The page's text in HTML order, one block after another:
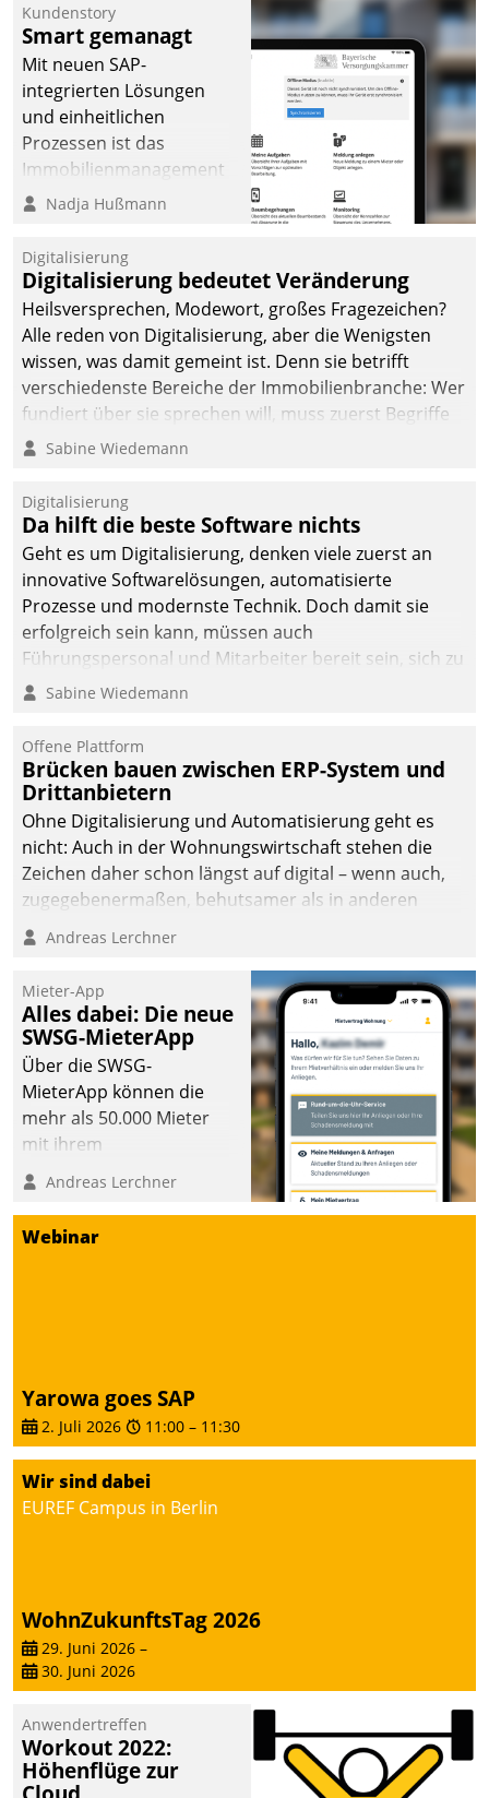
Quartier. Dazwischen
zeigte Datatrain, was es
Neues zu bieten hat.
Kundenstory
Smart gemanagt
Mit neuen SAP-
integrierten Lösungen
und einheitlichen
Prozessen ist das
Immobilienmanagement
der Bayerischen
Ressort Kapitalanlage für
künftige Aufgaben und
Herausforderungen
gerüstet.
Nadja Hußmann
Digitalisierung
Digitalisierung bedeutet Veränderung
Heilsversprechen, Modewort, großes Fragezeichen?
Alle reden von Digitalisierung, aber die Wenigsten
wissen, was damit gemeint ist. Denn sie betrifft
verschiedenste Bereiche der Immobilienbranche: Wer
fundiert über sie sprechen will, muss zuerst Begriffe
klären. Ein Aspekt ist die betriebliche Optimierung:
Einsparungen durch optimierte und automatisierte
Prozesse. Doch man darf nicht zu viel erwarten: Allein
mit der Einführung einer neuen Software ist es nicht
getan. Die Digitalisierung erfordert von Unternehmen
die Bereitschaft, sich zu überprüfen, zu hinterfragen
und zu verändern.
Sabine Wiedemann
Digitalisierung
Da hilft die beste Software nichts
Geht es um Digitalisierung, denken viele zuerst an
innovative Softwarelösungen, automatisierte
Prozesse und modernste Technik. Doch damit sie
erfolgreich sein kann, müssen auch
Führungspersonal und Mitarbeiter bereit sein, sich zu
verändern und anzupassen, sonst werden sie an ihr
Sabine Wiedemann
Offene Plattform
Brücken bauen zwischen ERP-System und
Drittanbietern
Ohne Digitalisierung und Automatisierung geht es
nicht: Auch in der Wohnungswirtschaft stehen die
Zeichen daher schon längst auf digital – wenn auch,
zugegebenermaßen, behutsamer als in anderen
Branchen.
Andreas Lerchner
Mieter-App
Alles dabei: Die neue
SWSG-MieterApp
Über die SWSG-
MieterApp können die
mehr als 50.000 Mieter
mit ihrem
Wohnungsunternehmen
kommunizieren, auf dem
Laufenden bleiben, Daten
einsehen und ändern
Andreas Lerchner
Webinar
Yarowa goes SAP
2. Juli 2026 11:00 – 11:30
Wir sind dabei
EUREF Campus in Berlin
WohnZukunftsTag 2026
29. Juni 2026 –
30. Juni 2026
Anwendertreffen
Workout 2022:
Höhenflüge zur